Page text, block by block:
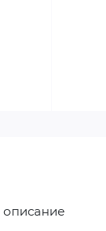
описание